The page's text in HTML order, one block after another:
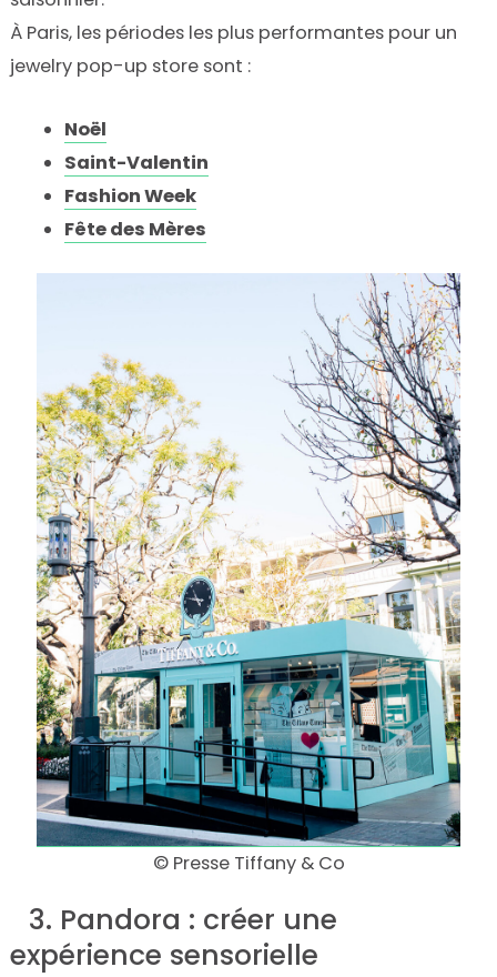
À Paris, les périodes les plus performantes pour un
jewelry pop-up store sont :
Noël
Saint-Valentin
Fashion Week
Fête des Mères
© Presse Tiffany & Co
3. Pandora : créer une
expérience sensorielle